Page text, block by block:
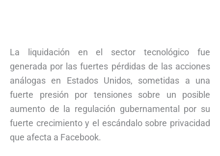
La liquidación en el sector tecnológico fue
generada por las fuertes pérdidas de las acciones
análogas en Estados Unidos, sometidas a una
fuerte presión por tensiones sobre un posible
aumento de la regulación gubernamental por su
fuerte crecimiento y el escándalo sobre privacidad
que afecta a Facebook.